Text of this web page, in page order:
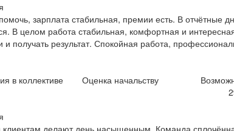
зарплата стабильная, премии есть. В отчётные
В целом работа стабильная, комфортная и
и получать результат. Спокойная работа,
в коллективе Оценка начальству
делают день насыщенным. Команда